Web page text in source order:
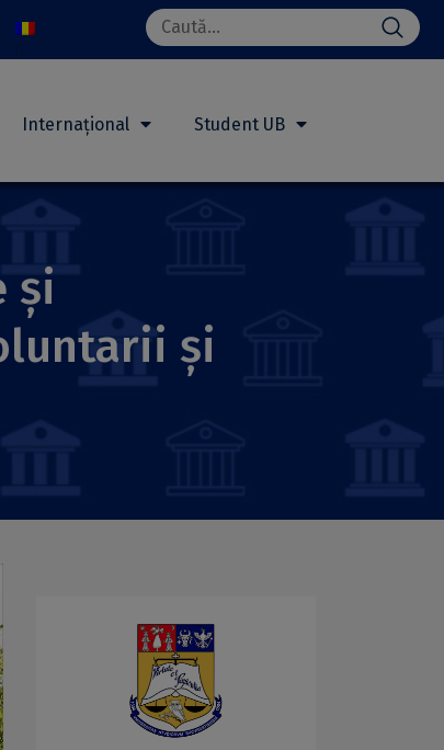
Search
for:
Internațional Student UB
și
și